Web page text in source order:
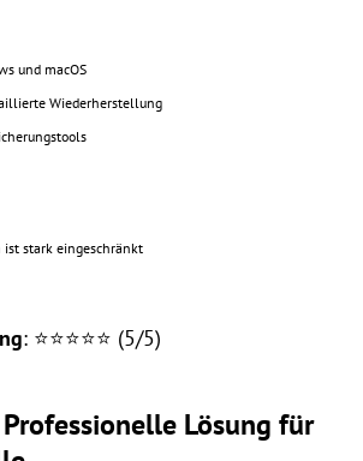
und macOS
Wiederherstellung
ist stark eingeschränkt
: ⭐⭐⭐⭐⭐ (5/5)
Lösung für